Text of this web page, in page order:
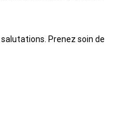
Prenez soin de